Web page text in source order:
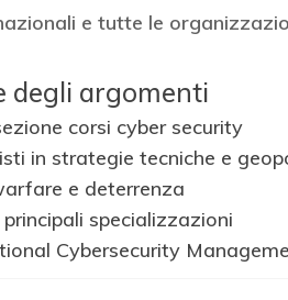
e tutte le
degli argomenti
corsi cyber security
in strategie tecniche e
e deterrenza
principali specializzazioni
Cybersecurity